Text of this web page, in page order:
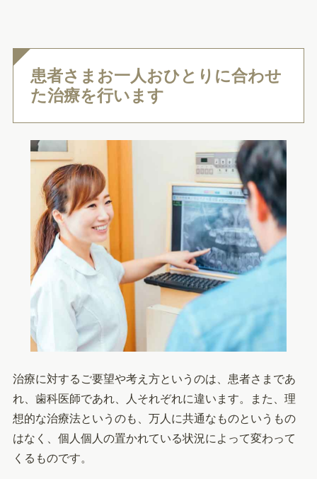
患者さまお一人おひとりに合わせ
た治療を行います
治療に対するご要望や考え方というのは、患者さまであ
れ、歯科医師であれ、人それぞれに違います。また、理
想的な治療法というのも、万人に共通なものというもの
はなく、個人個人の置かれている状況によって変わって
くるものです。